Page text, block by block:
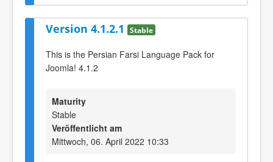
Version 4.1.2.1 Stable
This is the Persian Farsi Language Pack for
Joomla! 4.1.2
Maturity
Stable
Veröffentlicht am
Mittwoch, 06. April 2022 10:33